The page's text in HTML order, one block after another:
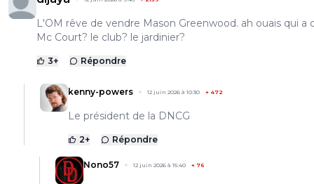
L'OM rêve de vendre Mason Greenwood. ah ouais qui a
Mc Court? le club? le jardinier?
3+ Répondre
kenny-powers 12 juin 2026 à 10:30 + 472
Le président de la DNCG
2+ Répondre
Nono57 12 juin 2026 à 15:40 + 76